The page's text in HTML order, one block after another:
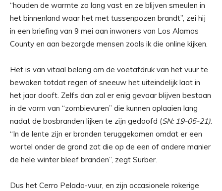
“houden de warmte zo lang vast en ze blijven smeulen in
het binnenland waar het met tussenpozen brandt”, zei hij
in een briefing van 9 mei aan inwoners van Los Alamos
County en aan bezorgde mensen zoals ik die online kijken.
Het is van vitaal belang om de voetafdruk van het vuur te
bewaken totdat regen of sneeuw het uiteindelijk laat in
het jaar dooft. Zelfs dan zal er enig gevaar blijven bestaan
​​in de vorm van “zombievuren” die kunnen oplaaien lang
nadat de bosbranden lijken te zijn gedoofd (SN: 19-05-21).
“In de lente zijn er branden teruggekomen omdat er een
wortel onder de grond zat die op de een of andere manier
de hele winter bleef branden”, zegt Surber.
Dus het Cerro Pelado-vuur, en zijn occasionele rokerige